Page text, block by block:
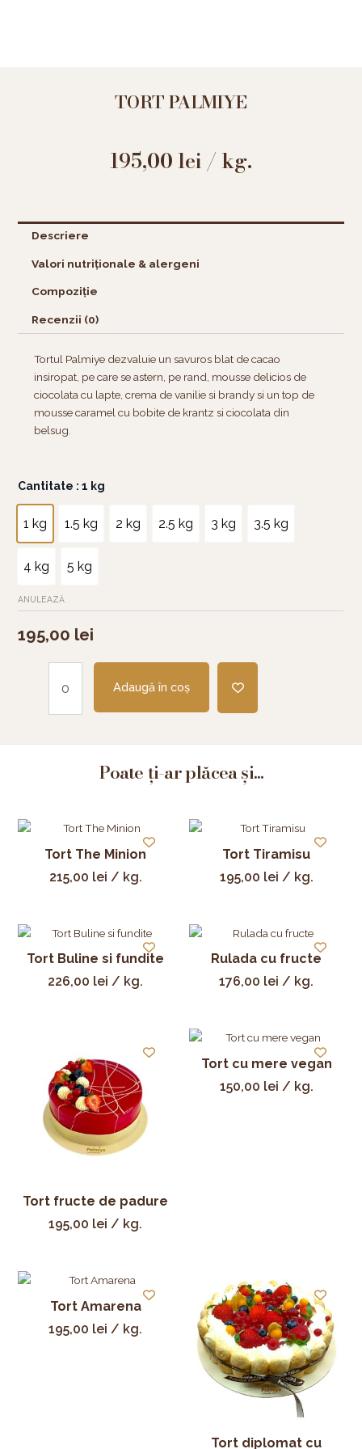
TORT PALMIYE
195,00 lei / kg.
Descriere
Valori nutriționale & alergeni
Compoziție
Recenzii (0)
Tortul Palmiye dezvaluie un savuros blat de cacao
insiropat, pe care se astern, pe rand, mousse delicios de
ciocolata cu lapte, crema de vanilie si brandy si un top de
mousse caramel cu bobite de krantz si ciocolata din
belsug.
Cantitate : 1 kg
1 kg 1.5 kg 2 kg 2.5 kg 3 kg 3.5 kg
4 kg 5 kg
ANULEAZĂ
195,00 lei
Cantitate
Adaugă în coș
Poate ți-ar plăcea și...
Tort The Minion
215,00 lei / kg.
Tort Tiramisu
195,00 lei / kg.
Tort Buline si fundite
226,00 lei / kg.
Rulada cu fructe
176,00 lei / kg.
Tort fructe de padure
195,00 lei / kg.
Tort cu mere vegan
150,00 lei / kg.
Tort Amarena
195,00 lei / kg.
Tort diplomat cu